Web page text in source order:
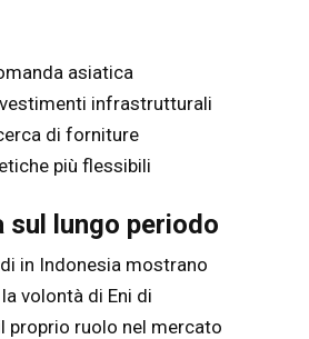
asiatica
infrastrutturali
di forniture
più flessibili
sul lungo periodo
in Indonesia mostrano
volontà di Eni di
proprio ruolo nel mercato